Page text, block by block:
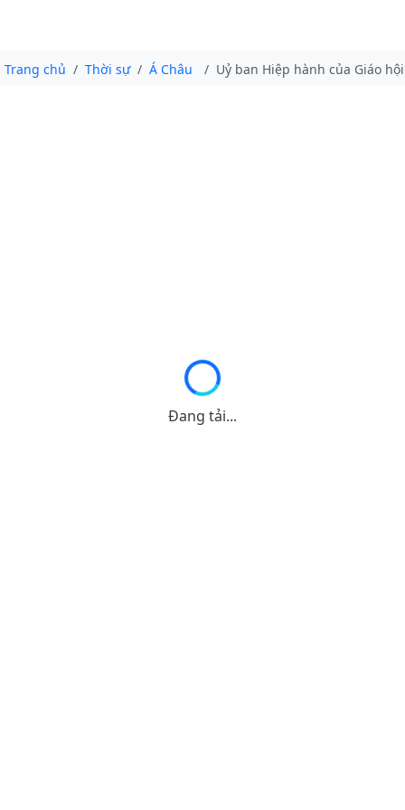
Trang chủ Thời sự Á Châu Uỷ ban Hiệp hành của Giáo
Đang tải...